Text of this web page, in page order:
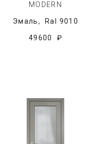
MODERN
Эмаль, Ral 9010
49600 ₽